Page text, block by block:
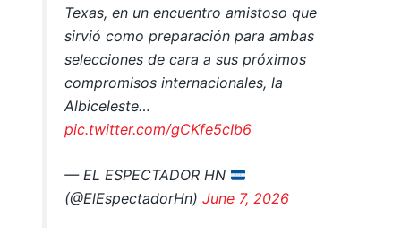
Texas, en un encuentro amistoso que
sirvió como preparación para ambas
selecciones de cara a sus próximos
compromisos internacionales, la
Albiceleste…
pic.twitter.com/gCKfe5cIb6
— EL ESPECTADOR HN
(@ElEspectadorHn) June 7, 2026